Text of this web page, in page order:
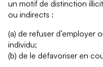
un motif de distinction
ou indirects :
(a) de refuser d’employer
individu;
(b) de le défavoriser en